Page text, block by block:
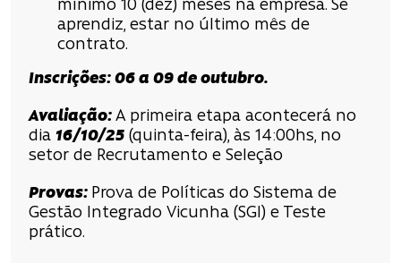
mínimo 10 (dez) meses na empresa. Se
aprendiz, estar no último mês de
contrato.
Inscrições: 06 a 09 de outubro.
Avaliação: A primeira etapa acontecerá no
dia 16/10/25 (quinta-feira), às 14:00hs, no
setor de Recrutamento e Seleção
Provas: Prova de Políticas do Sistema de
Gestão Integrado Vicunha (SGI) e Teste
prático.